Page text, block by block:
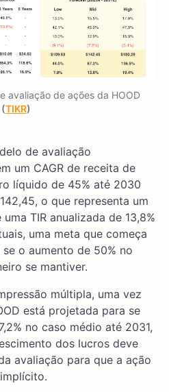
avaliação de ações da HOOD
(TIKR)
de avaliação
um CAGR de receita de
líquido de 45% até 2030
o que representa um
TIR anualizada de 13,8%
uma meta que começa
o aumento de 50% no
se mantiver.
múltipla, uma vez
está projetada para se
no caso médio até 2031,
dos lucros deve
avaliação para que a ação